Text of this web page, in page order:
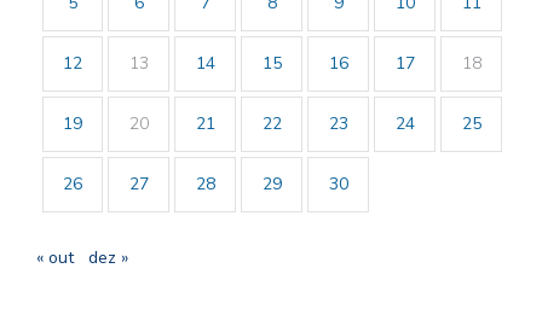
12 13 14 15 16 17 18
19 20 21 22 23 24 25
26 27 28 29 30
« out dez »